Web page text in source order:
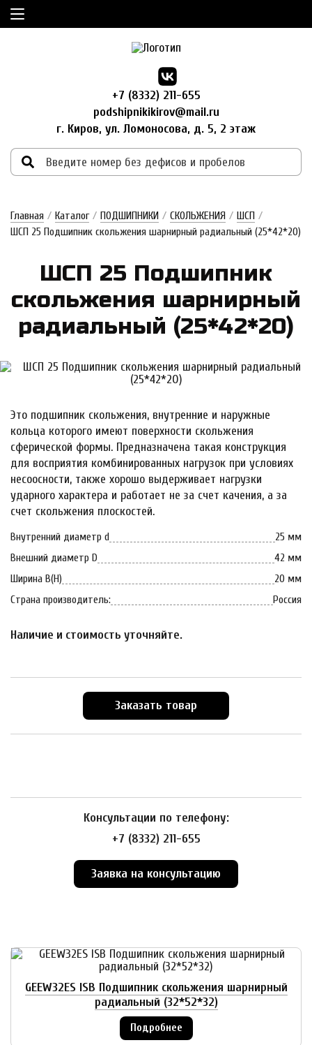
+7 (8332) 211-655
podshipnikikirov@mail.ru
г. Киров, ул. Ломоносова, д. 5, 2 этаж
Главная / Каталог / ПОДШИПНИКИ / СКОЛЬЖЕНИЯ / ШСП /
ШСП 25 Подшипник скольжения шарнирный радиальный (25*42*20)
ШСП 25 Под­шипник
сколь­же­ния шар­нирный
ра­ди­аль­ный (25*42*20)
Это подшипник скольжения, внутренние и наружные
кольца которого имеют поверхности скольжения
сферической формы. Предназначена такая конструкция
для восприятия комбинированных нагрузок при условиях
несоосности, также хорошо выдерживает нагрузки
ударного характера и работает не за счет качения, а за
счет скольжения плоскостей.
Внутренний диаметр d
25 мм
Внешний диаметр D
42 мм
Ширина B(H)
20 мм
Страна производитель:
Россия
Наличие и стоимость уточняйте.
Заказать товар
Консультации по телефону:
+7 (8332) 211-655
Заявка на консультацию
GEEW32ES ISB Подшипник скольжения шарнирный
радиальный (32*52*32)
Подробнее